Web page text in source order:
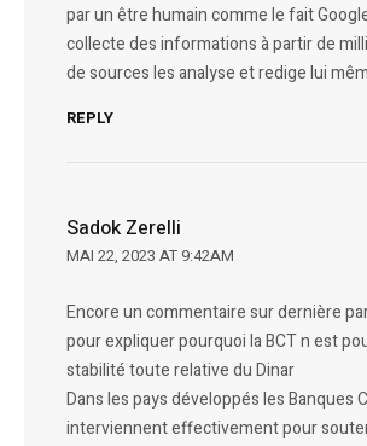
par un être humain comme le fait
collecte des informations à partir de
de sources les analyse et redige lui
REPLY
Sadok Zerelli
MAI 22, 2023 AT 9:42AM
Encore un commentaire sur dernière
pour expliquer pourquoi la BCT n est
stabilité toute relative du Dinar
Dans les pays développés les Banques
interviennent effectivement pour